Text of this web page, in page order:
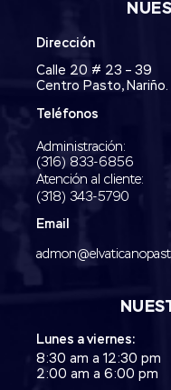
Dirección
Calle 20 # 23 – 39
Centro Pasto, Nariño.
Teléfonos
Administración:
‭(316) 833-6856‬
Atención al cliente:
(318) 343-5790‬
Email
Lunes a viernes:
8:30 am a 12:30 pm
2:00 am a 6:00 pm